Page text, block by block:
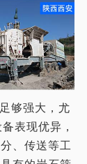
够强大，尤
表现优异，
、传送等工